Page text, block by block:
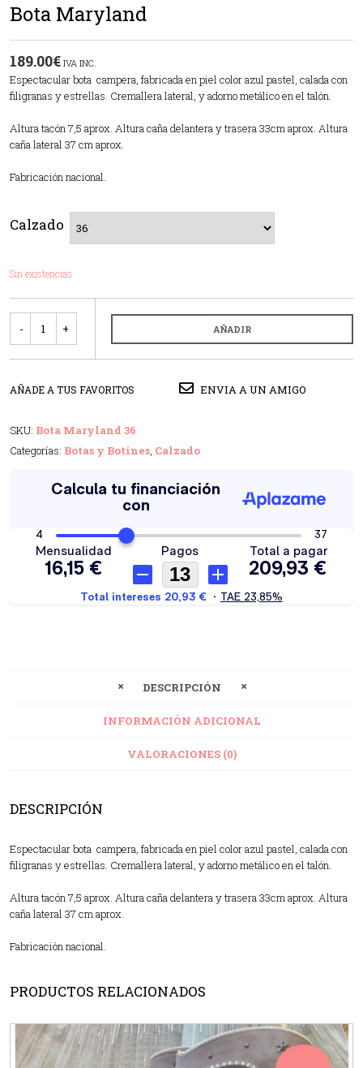
Bota Maryland
189.00€ IVA INC.
Espectacular bota campera, fabricada en piel color azul pastel, calada con
filigranas y estrellas. Cremallera lateral, y adorno metálico en el talón.
Altura tacón 7,5 aprox. Altura caña delantera y trasera 33cm aprox. Altura
caña lateral 37 cm aprox.
Fabricación nacional.
Calzado
Sin existencias
AÑADIR
AÑADE A TUS FAVORITOS ENVIA A UN AMIGO
SKU: Bota Maryland 36
Categorías: Botas y Botines, Calzado
DESCRIPCIÓN
INFORMACIÓN ADICIONAL
VALORACIONES (0)
DESCRIPCIÓN
Espectacular bota campera, fabricada en piel color azul pastel, calada con
filigranas y estrellas. Cremallera lateral, y adorno metálico en el talón.
Altura tacón 7,5 aprox. Altura caña delantera y trasera 33cm aprox. Altura
caña lateral 37 cm aprox.
Fabricación nacional.
PRODUCTOS RELACIONADOS